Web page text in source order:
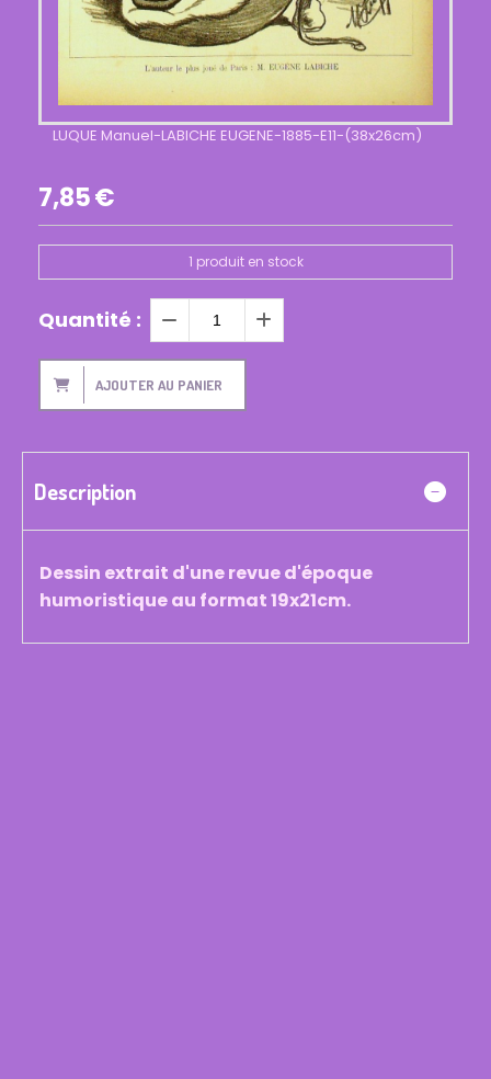
LUQUE Manuel-LABICHE EUGENE-1885-E11-(38x26cm)
7,85€
1 produit en stock
Quantité :
AJOUTER AU PANIER
Description
Dessin extrait d'une revue d'époque
humoristique au format 19x21cm.